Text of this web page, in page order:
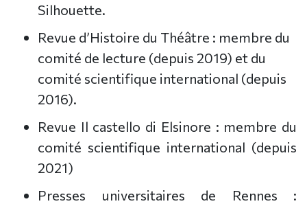
Silhouette.
Revue d’Histoire du Théâtre : membre du
comité de lecture (depuis 2019) et du
comité scientifique international (depuis
2016).
Revue Il castello di Elsinore : membre du
comité scientifique international (depuis
2021)
Presses universitaires de Rennes :